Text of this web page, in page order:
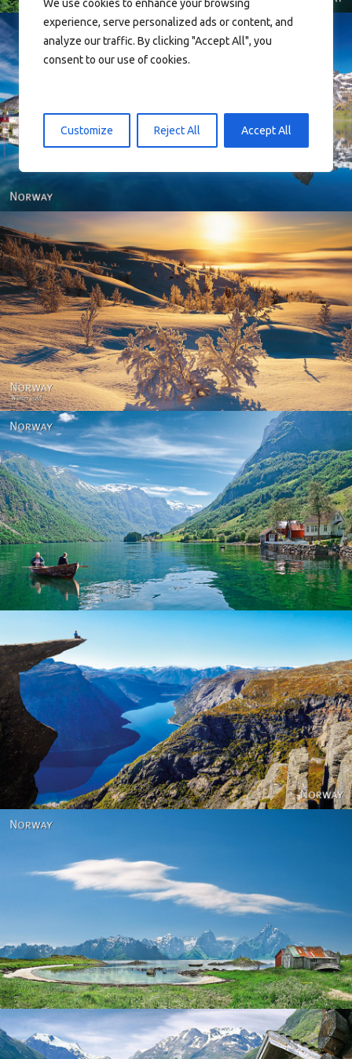
We use cookies to enhance your browsing
experience, serve personalized ads or content, and
analyze our traffic. By clicking "Accept All", you
consent to our use of cookies.
Customize Reject All Accept All
Reine - Lofoten, Nord Norge. North Norway.
Norway - Winter gold
Norway
Norway